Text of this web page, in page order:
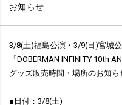
お知らせ
3/8(土)福島公演・3/9(日)宮城
『DOBERMAN INFINITY 10th
グッズ販売時間・場所のお知ら
■日付：3/8(土)